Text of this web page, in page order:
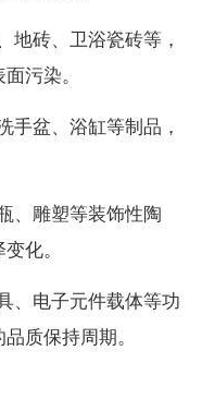
地砖、卫浴瓷砖等，
污染。
手盆、浴缸等制品，
、雕塑等装饰性陶
化。
、电子元件载体等功
质保持周期。